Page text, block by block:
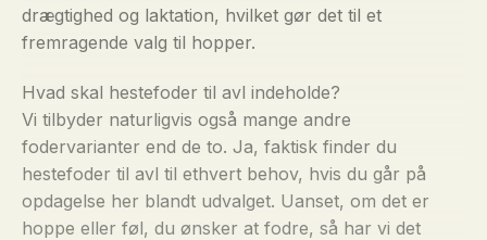
drægtighed og laktation, hvilket gør det til et
fremragende valg til hopper.
Hvad skal hestefoder til avl indeholde?
Vi tilbyder naturligvis også mange andre
fodervarianter end de to. Ja, faktisk finder du
hestefoder til avl til ethvert behov, hvis du går på
opdagelse her blandt udvalget. Uanset, om det er
hoppe eller føl, du ønsker at fodre, så har vi det